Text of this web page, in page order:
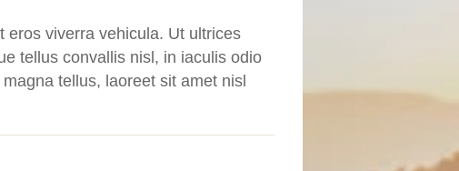
eros viverra vehicula. Ut ultrices
tellus convallis nisl, in iaculis odio
tellus, laoreet sit amet nisl